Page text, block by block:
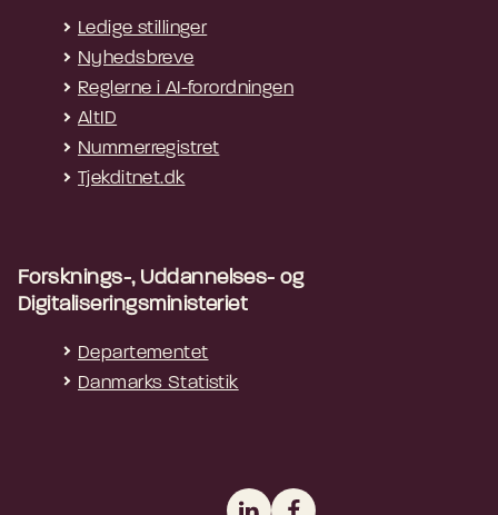
Ledige stillinger
Nyhedsbreve
Reglerne i AI-forordningen
AltID
Nummerregistret
Tjekditnet.dk
Forsknings-, Uddannelses- og
Digitaliseringsministeriet
Departementet
Danmarks Statistik